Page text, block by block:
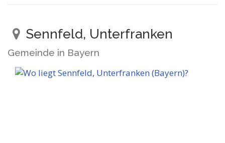
Sennfeld, Unterfranken
Gemeinde in Bayern